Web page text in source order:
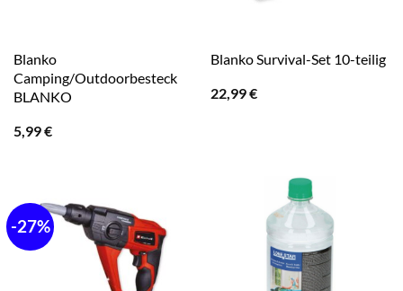
Blanko
Camping/Outdoorbesteck
BLANKO
5,99€
Blanko Survival-Set 10-teilig
22,99€
-27%